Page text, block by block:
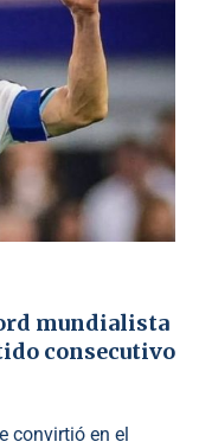
mundialista
consecutivo
convirtió en el